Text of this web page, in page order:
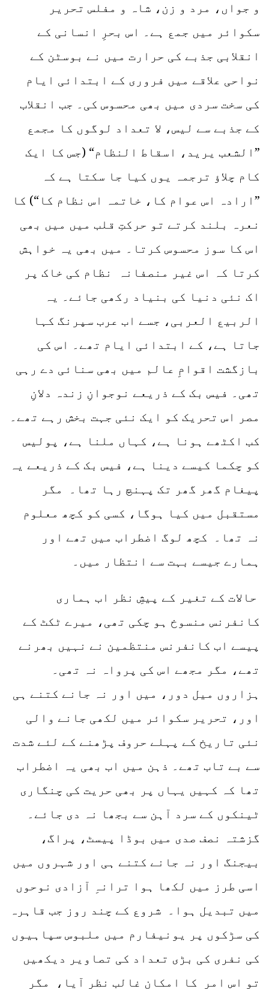
و جواں، مرد و زن، شاہ و مفلس تحریر
سکوائر میں جمع ہے۔ اس بحرِ انسانی کے
انقلابی جذبے کی حرارت میں نے بوسٹن کے
نواحی علاقے میں فروری کے ابتدائی ایام
کی سخت سردی میں بھی محسوس کی۔ جب انقلاب
کے جذبے سے لیس، لا تعداد لوگوں کا مجمع
”الشعب یرید، اسقاط النظام“ (جس کا ایک
کام چلاؤ ترجمہ یوں کیا جا سکتا ہے کہ
”ارادہ اس عوام کا، خاتمہ اس نظام کا“) کا
نعرہ بلند کرتے تو حرکتِ قلب میں میں بھی
اس کا سوز محسوس کرتا۔ میں بھی یہ خواہش
کرتا کہ اس غیر منصفانہ نظام کی خاک پر
اک نئی دنیا کی بنیاد رکھی جائے۔ یہ
الربیع العربی، جسے اب عرب سپرنگ کہا
جاتا ہے، کے ابتدائی ایام تھے۔ اس کی
بازگشت اقوامِ عالم میں بھی سنائی دے رہی
تھی۔ فیس بک کے ذریعے نوجوانِ زندہ دلانِ
مصر اس تحریک کو ایک نئی جہت بخش رہے تھے۔
کب اکٹھے ہونا ہے، کہاں ملنا ہے، پولیس
کو چکما کیسے دینا ہے، فیس بک کے ذریعے یہ
پیغام گھر گھر تک پہنچ رہا تھا۔ مگر
مستقبل میں کیا ہوگا، کسی کو کچھ معلوم
نہ تھا۔ کچھ لوگ اضطراب میں تھے اور
ہمارے جیسے بہت سے انتظار میں۔
حالات کے تغیر کے پیشِ نظر اب ہماری
کانفرنس منسوخ ہو چکی تھی، میرے ٹکٹ کے
پیسے اب کانفرنس منتظمین نے نہیں بھرنے
تھے، مگر مجھے اس کی پرواہ نہ تھی۔
ہزاروں میل دور، میں اور نہ جانے کتنے ہی
اور، تحریر سکوائر میں لکھی جانے والی
نئی تاریخ کے پہلے حروف پڑھنے کے لئے شدت
سے بے تاب تھے۔ ذہن میں اب بھی یہ اضطراب
تھا کہ کہیں یہاں پر بھی حریت کی چنگاری
ٹینکوں کے سرد آہن سے بجھا نہ دی جائے۔
گزشتہ نصف صدی میں بوڈا پیسٹ، پراگ،
بیجنگ اور نہ جانے کتنے ہی اور شہروں میں
اسی طرز میں لکھا ہوا ترانہِ آزادی نوحوں
میں تبدیل ہوا۔ شروع کے چند روز جب قاہرہ
کی سڑکوں پر یونیفارم میں ملبوس سپاہیوں
کی نفری کی بڑی تعداد کی تصاویر دیکھیں
تو اس امر کا امکان غالب نظر آیا، مگر